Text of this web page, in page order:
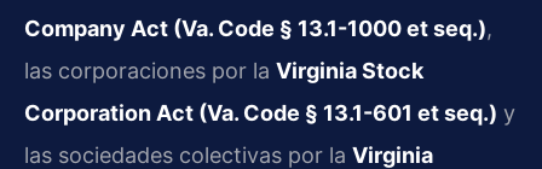
Company Act (Va. Code § 13.1-1000 et seq.),
las corporaciones por la Virginia Stock
Corporation Act (Va. Code § 13.1-601 et seq.) y
las sociedades colectivas por la Virginia